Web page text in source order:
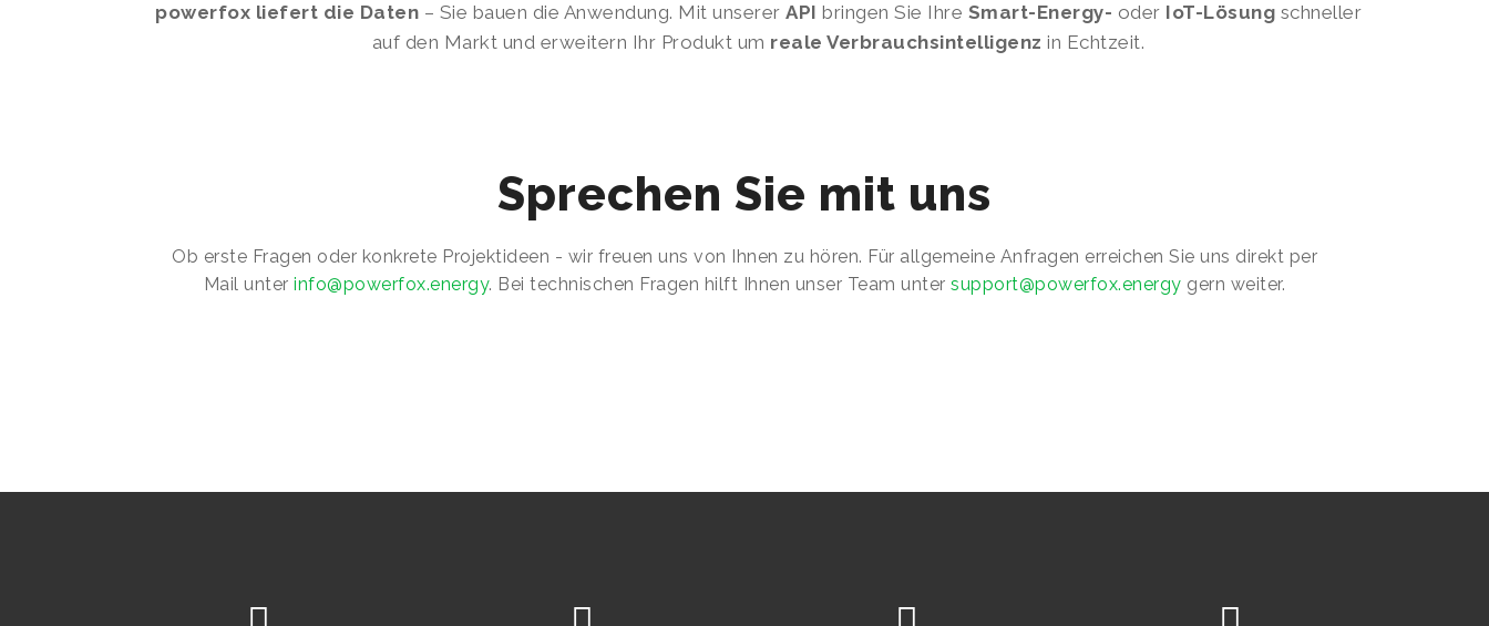
powerfox liefert die Daten – Sie bauen die Anwendung. Mit unserer API bringen Sie Ihre Smart-Energy- oder IoT-Lösung schneller
auf den Markt und erweitern Ihr Produkt um reale Verbrauchsintelligenz in Echtzeit.
Sprechen Sie mit uns
Ob erste Fragen oder konkrete Projektideen - wir freuen uns von Ihnen zu hören. Für allgemeine Anfragen erreichen Sie uns direkt per
Mail unterinfo@powerfox.energy. Bei technischen Fragen hilft Ihnen unser Team untersupport@powerfox.energy gern weiter.